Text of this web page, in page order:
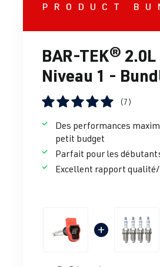
PRODUCT
BAR-TEK® 2.0L
Niveau 1 -
(7)
Des performances
petit budget
Parfait pour les
Excellent rapport
+